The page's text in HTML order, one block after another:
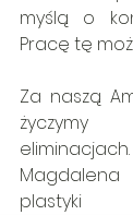
myślą o
Pracę tę
Za naszą
eliminacjach.
plastyki